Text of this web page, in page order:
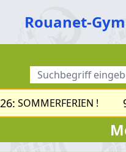
Rouanet-
SOMMERFERIEN !